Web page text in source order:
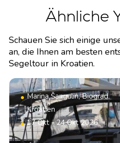
Ähnliche
Schauen Sie sich einige
an, die Ihnen am besten
Segeltour in Kroatien.
Marina Šangulin, Biograd,
Kroatien
17 Okt - 24 Okt 2026